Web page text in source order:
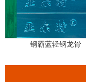
钢霸蓝轻钢龙骨